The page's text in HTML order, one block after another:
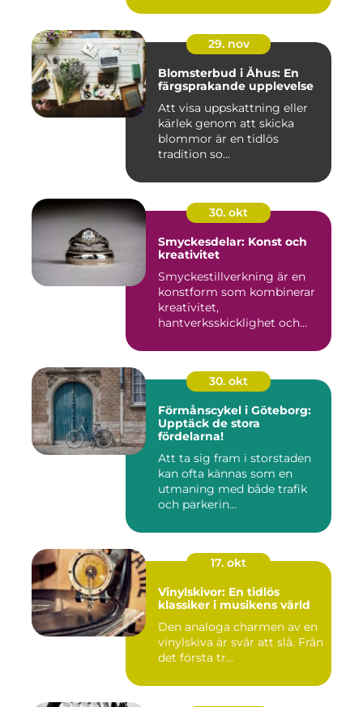
29. nov
Blomsterbud i Åhus: En
färgsprakande upplevelse
Att visa uppskattning eller
kärlek genom att skicka
blommor är en tidlös
tradition so...
30. okt
Smyckesdelar: Konst och
kreativitet
Smyckestillverkning är en
konstform som kombinerar
kreativitet,
hantverksskicklighet och
30. okt
Förmånscykel i Göteborg:
Upptäck de stora
fördelarna!
Att ta sig fram i storstaden
kan ofta kännas som en
utmaning med både trafik
och parkerin...
17. okt
Vinylskivor: En tidlös
klassiker i musikens värld
Den analoga charmen av en
vinylskiva är svår att slå. Från
det första tr...